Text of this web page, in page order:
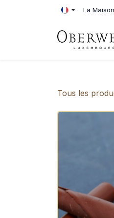
Se rendre au contenu La Maison
Tous les